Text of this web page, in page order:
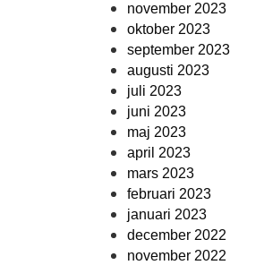
november 2023
oktober 2023
september 2023
augusti 2023
juli 2023
juni 2023
maj 2023
april 2023
mars 2023
februari 2023
januari 2023
december 2022
november 2022